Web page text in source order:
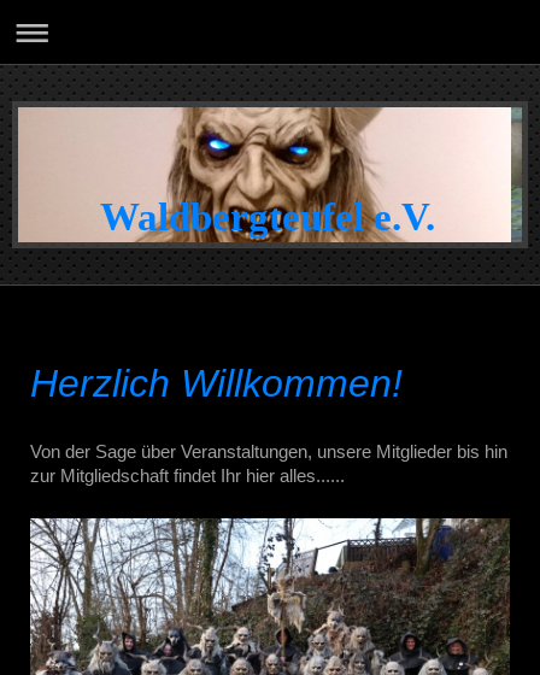
Waldbergteufel e.V.
Herzlich Willkommen!
Von der Sage über Veranstaltungen, unsere Mitglieder bis hin
zur Mitgliedschaft findet Ihr hier alles......